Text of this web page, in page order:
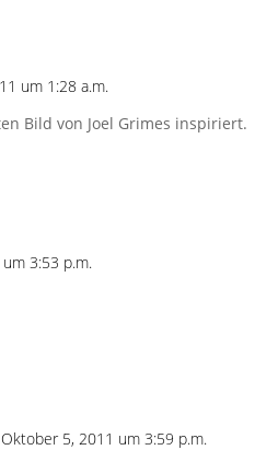
um 1:28 a.m.
Bild von Joel Grimes inspiriert.
3:53 p.m.
5, 2011 um 3:59 p.m.